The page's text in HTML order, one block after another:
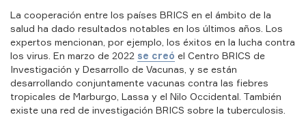
La cooperación entre los países BRICS en el ámbito de la
salud ha dado resultados notables en los últimos años. Los
expertos mencionan, por ejemplo, los éxitos en la lucha contra
los virus. En marzo de 2022 se creó el Centro BRICS de
Investigación y Desarrollo de Vacunas, y se están
desarrollando conjuntamente vacunas contra las fiebres
tropicales de Marburgo, Lassa y el Nilo Occidental. También
existe una red de investigación BRICS sobre la tuberculosis.